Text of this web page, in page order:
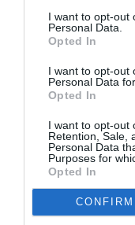
I want to opt-out
Personal Data.
Opted In
I want to opt-out
Personal Data
Opted In
I want to opt-out
Retention, Sale,
Personal Data
Purposes for
Opted In
CONFIRM
Ponta, rupt de
românii nu
străinătate
Următorul articol
Catrinel
sa
AȚI